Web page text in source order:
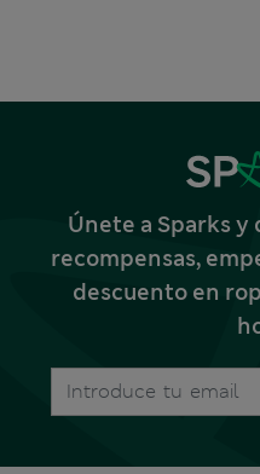
Únete a Sparks
recompensas,
descuento en